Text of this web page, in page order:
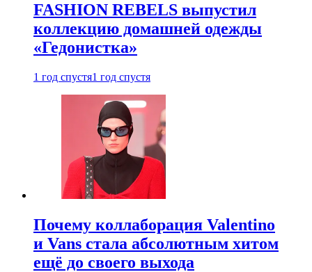
FASHION REBELS выпустил
коллекцию домашней одежды
«Гедонистка»
1 год спустя1 год спустя
Почему коллаборация Valentino
и Vans стала абсолютным хитом
ещё до своего выхода